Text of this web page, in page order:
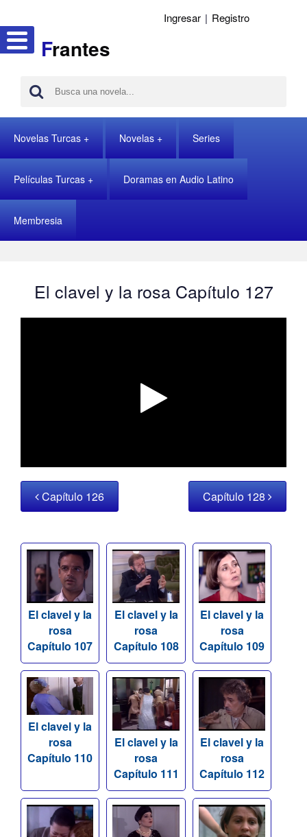
Frantes
Ingresar | Registro
Novelas Turcas Novelas Series
Películas Turcas Doramas en Audio Latino
Membresia
El clavel y la rosa Capítulo 127
Capítulo 126 Capítulo 128
El clavel y la
rosa
Capítulo 107
El clavel y la
rosa
Capítulo 108
El clavel y la
rosa
Capítulo 109
El clavel y la
rosa
Capítulo 110
El clavel y la
rosa
Capítulo 111
El clavel y la
rosa
Capítulo 112